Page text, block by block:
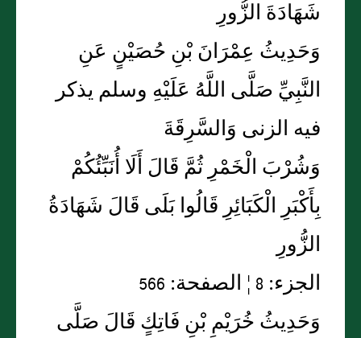
شَهَادَةَ الزُّورِ
وَحَدِيثُ عِمْرَانَ بْنِ حُصَيْنٍ عَنِ
النَّبِيِّ صَلَّى اللَّهُ عَلَيْهِ وسلم يذكر
فيه الزنى وَالسَّرِقَةَ
وَشُرْبَ الْخَمْرِ ثُمَّ قَالَ أَلَا أُنَبِّئُكُمْ
بِأَكْبَرِ الْكَبَائِرِ قَالُوا بَلَى قَالَ شَهَادَةُ
الزُّورِ
الجزء: 8 ¦ الصفحة: 566
وَحَدِيثُ خُرَيْمِ بْنِ فَاتِكٍ قَالَ صَلَّى